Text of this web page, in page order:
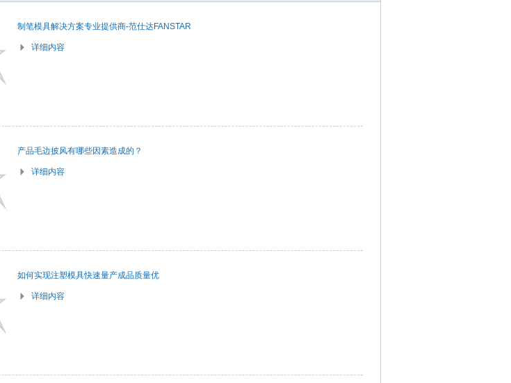
制笔模具解决方案专业提供商-范仕达FANSTAR
详细内容
产品毛边披风有哪些因素造成的？
详细内容
如何实现注塑模具快速量产成品质量优
详细内容